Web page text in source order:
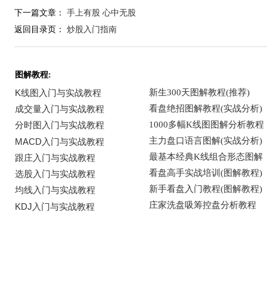
下一篇文章： 手上有股 心中无股
返回目录页： 炒股入门指南
图解教程: